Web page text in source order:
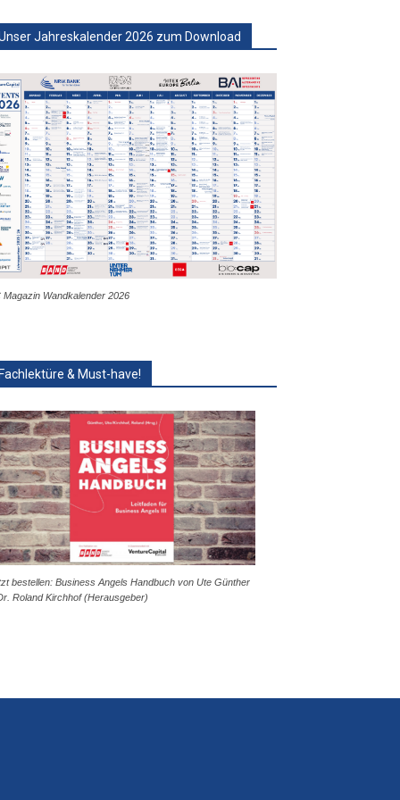
Jahreskalender 2026 zum Download
Magazin Wandkalender 2026
& Must-have!
bestellen: Business Angels Handbuch von Ute Günther
Roland Kirchhof (Herausgeber)